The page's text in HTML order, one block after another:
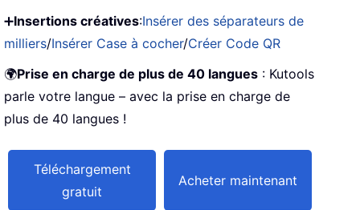
➕Insertions créatives:Insérer des séparateurs de
milliers/Insérer Case à cocher/Créer Code QR
🌍Prise en charge de plus de 40 langues : Kutools
parle votre langue – avec la prise en charge de
plus de 40 langues !
Téléchargement
gratuit
Acheter maintenant